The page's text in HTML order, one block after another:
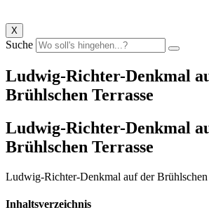
X
Suche
Ludwig-Richter-Denkmal
Brühlschen Terrasse
Ludwig-Richter-Denkmal
Brühlschen Terrasse
Ludwig-Richter-Denkmal auf der Brühlschen
Inhaltsverzeichnis